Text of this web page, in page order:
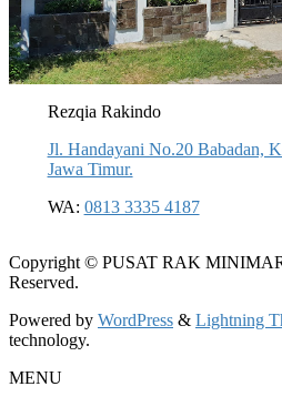
Rezqia Rakindo
Jl. Handayani No.20 Babadan,
Jawa Timur.
WA: 0813 3335 4187
Copyright © PUSAT RAK
Reserved.
Powered by WordPress & Lightning
technology.
MENU